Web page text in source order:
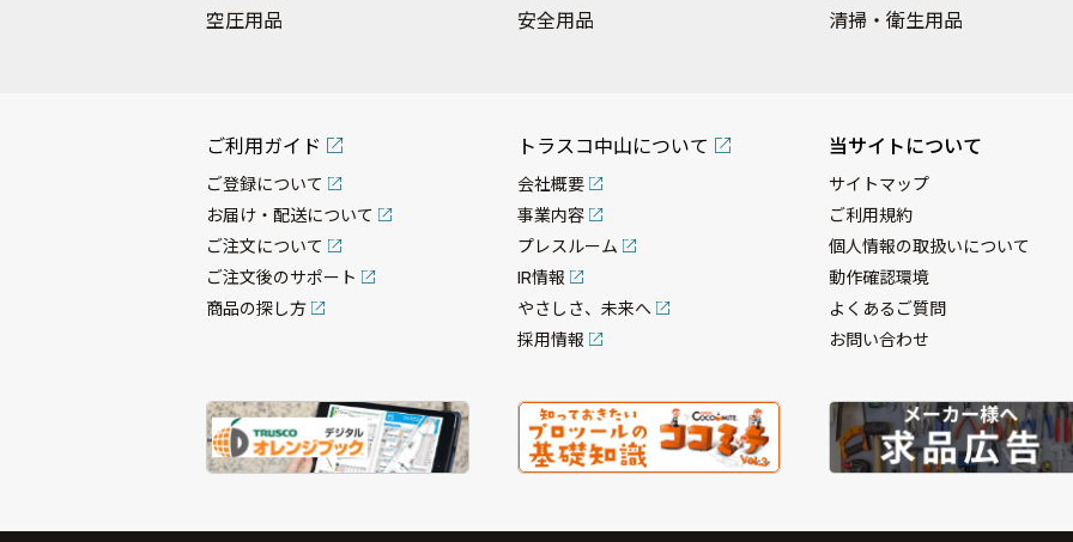
空圧用品
安全用品
清掃・衛生用品
ご利用ガイド
ご登録について
お届け・配送について
ご注文について
ご注文後のサポート
商品の探し方
トラスコ中山について
会社概要
事業内容
プレスルーム
IR情報
やさしさ、未来へ
採用情報
当サイトについて
サイトマップ
ご利用規約
個人情報の取扱いについて
動作確認環境
よくあるご質問
お問い合わせ